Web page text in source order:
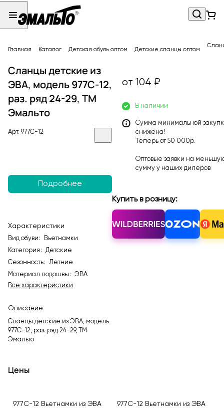
Главная Каталог Детская обувь оптом Детские сланцы оптом
Сланцы детские из
ЭВА, модель 977C-12,
раз. ряд 24-29, ТМ
Эмальто
Арт. 977C-12
Подробнее
Характеристики
Вид обуви :
Вьетнамки
Категория :
Детские
Сезонность:
Летние
Материал подошвы :
ЭВА
Все характеристики
Описание
Сланцы детские из ЭВА, модель
977C-12, раз. ряд 24-29, ТМ
Эмальто
от 104 ₽
В наличии
Сумма минимальной
снижена!
Теперь от 50 000р.
Оптовые заявки на
сумму у наших дилеров
Купить в розницу:
Цены
977C-12 Вьетнамки из ЭВА
977C-12 Вьетнамки из ЭВА